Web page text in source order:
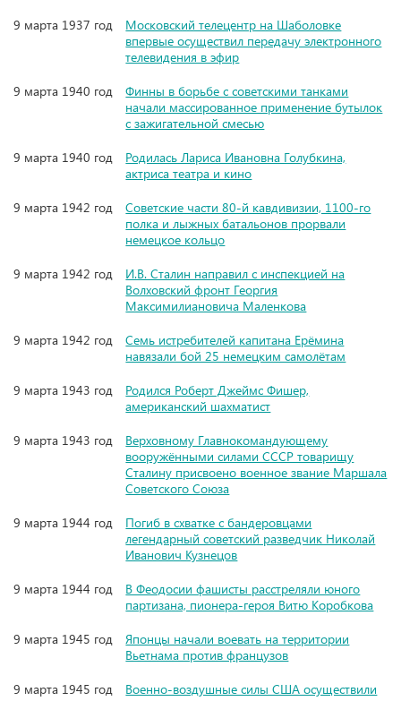
9 марта 1937 год
Московский телецентр на Шаболовке
впервые осуществил передачу электронного
телевидения в эфир
9 марта 1940 год
Финны в борьбе с советскими танками
начали массированное применение бутылок
с зажигательной смесью
9 марта 1940 год
Родилась Лариса Ивановна Голубкина,
актриса театра и кино
9 марта 1942 год
Советские части 80-й кавдивизии, 1100-го
полка и лыжных батальонов прорвали
немецкое кольцо
9 марта 1942 год
И.В. Сталин направил с инспекцией на
Волховский фронт Георгия
Максимилиановича Маленкова
9 марта 1942 год
Семь истребителей капитана Ерёмина
навязали бой 25 немецким самолётам
9 марта 1943 год
Родился Роберт Джеймс Фишер,
американский шахматист
9 марта 1943 год
Верховному Главнокомандующему
вооружёнными силами СССР товарищу
Сталину присвоено военное звание Маршала
Советского Союза
9 марта 1944 год
Погиб в схватке с бандеровцами
легендарный советский разведчик Николай
Иванович Кузнецов
9 марта 1944 год
В Феодосии фашисты расстреляли юного
партизана, пионера-героя Витю Коробкова
9 марта 1945 год
Японцы начали воевать на территории
Вьетнама против французов
9 марта 1945 год
Военно-воздушные силы США осуществили